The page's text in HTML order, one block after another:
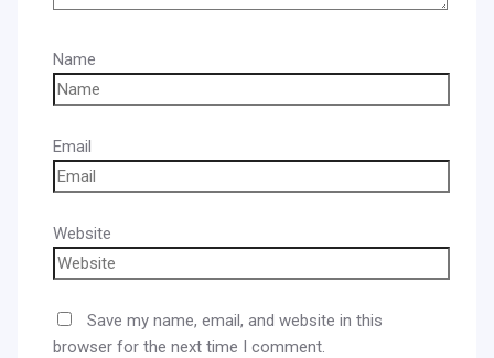
Name
Email
Website
Save my name, email, and website in this
browser for the next time I comment.